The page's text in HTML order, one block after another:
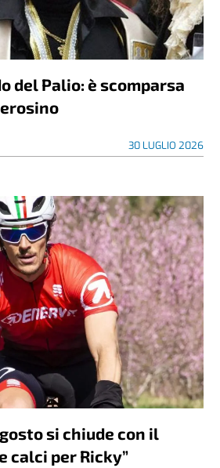
del Palio: è scomparsa
30 LUGLIO 2026
si chiude con il
calci per Ricky”